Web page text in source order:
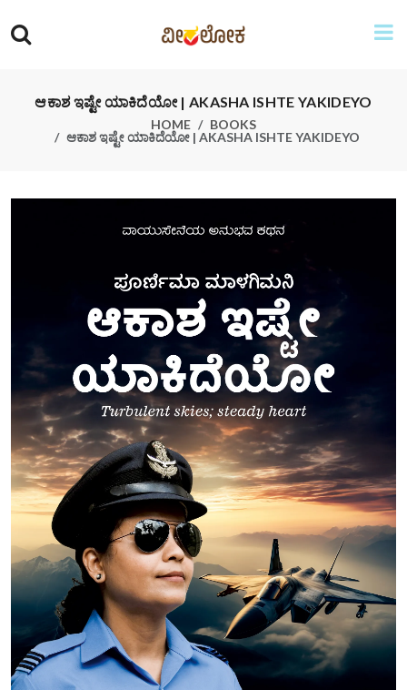
ಆಕಾಶ ಇಷ್ಟೇ ಯಾಕಿದೆಯೋ | AKASHA ISHTE YAKIDEYO
HOME
BOOKS
ಆಕಾಶ ಇಷ್ಟೇ ಯಾಕಿದೆಯೋ | AKASHA ISHTE YAKIDEYO